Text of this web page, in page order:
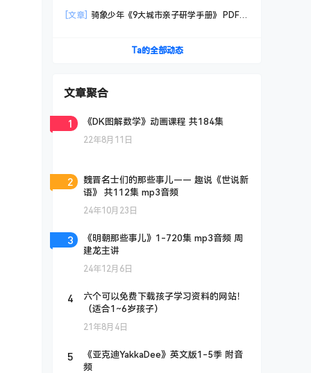
[文章]
骑象少年《9大城市亲子研学手册》 PDF格
Ta的全部动态
文章聚合
1 《DK图解数学》动画课程 共184集
22年8月11日
2
魏晋名士们的那些事儿—— 趣说《世说新
语》 共112集 mp3音频
24年10月23日
3
《明朝那些事儿》1-720集 mp3音频 周
建龙主讲
24年12月6日
4
六个可以免费下载孩子学习资料的网站！
（适合1~6岁孩子）
21年8月4日
5
《亚克迪YakkaDee》英文版1-5季 附音
频